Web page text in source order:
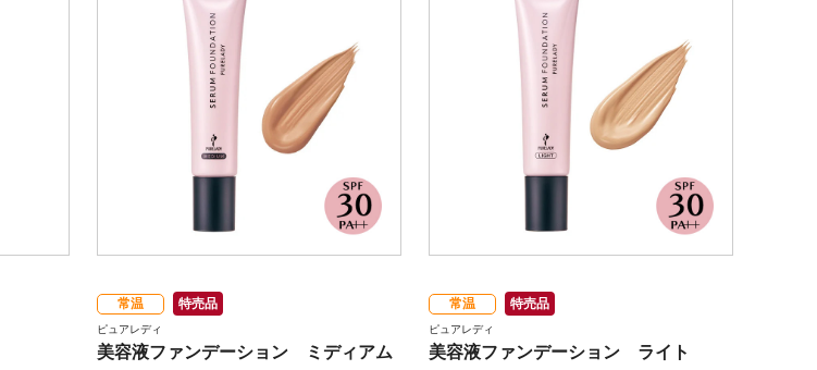
常温 特売品
ピュアレディ
美容液ファンデーション ミディアム
常温 特売品
ピュアレディ
美容液ファンデーション ライト